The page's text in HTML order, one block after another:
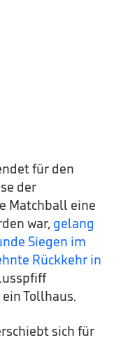
für den
der
Matchball eine
war, gelang
Siegen im
Rückkehr in
Tollhaus.
sich für